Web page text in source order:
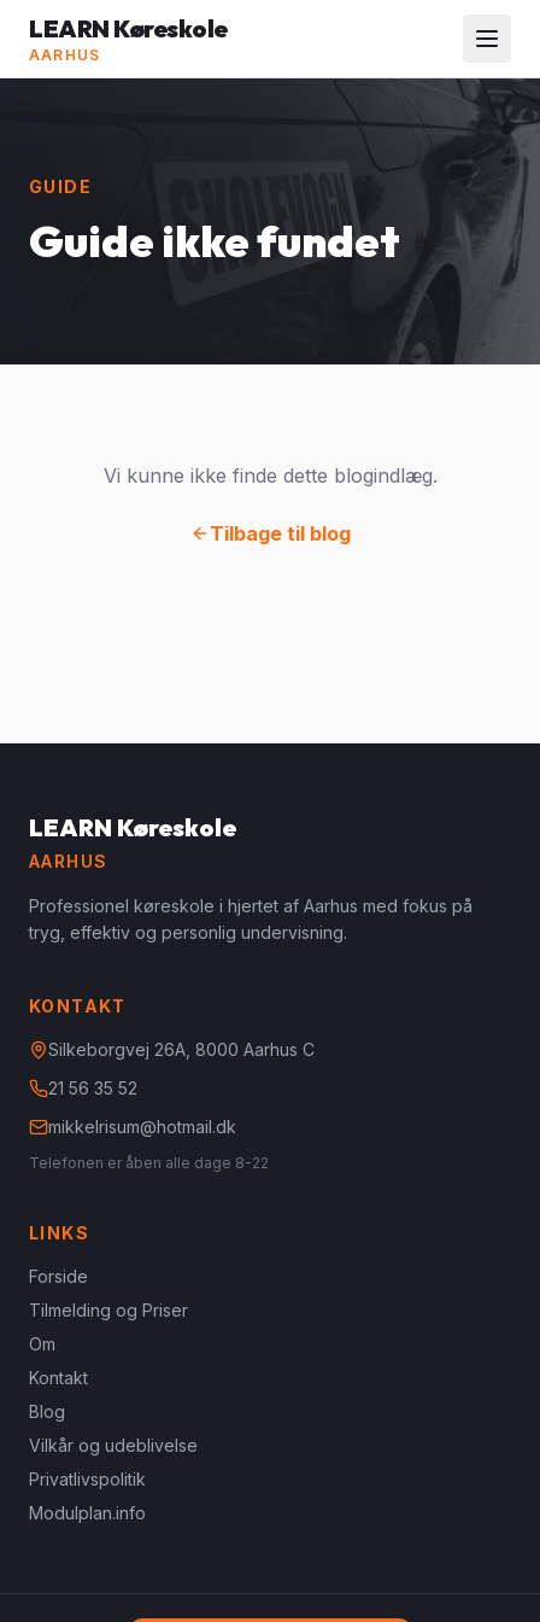
LEARN Køreskole
AARHUS
GUIDE
Guide ikke fundet
Vi kunne ikke finde dette blogindlæg.
Tilbage til blog
LEARN Køreskole
AARHUS
Professionel køreskole i hjertet af Aarhus med fokus på
tryg, effektiv og personlig undervisning.
KONTAKT
Silkeborgvej 26A, 8000 Aarhus C
21 56 35 52
mikkelrisum@hotmail.dk
Telefonen er åben alle dage 8-22
LINKS
Forside
Tilmelding og Priser
Om
Kontakt
Blog
Vilkår og udeblivelse
Privatlivspolitik
Modulplan.info